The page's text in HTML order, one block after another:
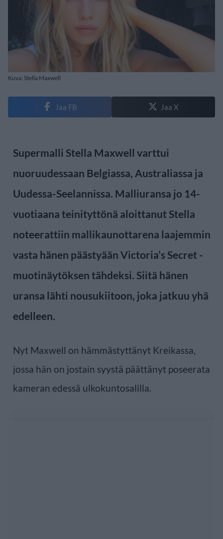
Kuva: Stella Maxwell
Jaa FB Jaa X
Supermalli Stella Maxwell varttui
nuoruudessaan Belgiassa, Australiassa ja
Uudessa-Seelannissa. Malliuransa jo 14-
vuotiaana teinityttönä aloittanut Stella
noteerattiin mallikaunottarena laajemmin
vasta hänen päästyään Victoria’s Secret -
muotinäytöksen tähdeksi. Siitä hänen
uransa lähti nousukiitoon, joka jatkuu yhä
edelleen.
Nyt Maxwell on hämmästyttänyt Kreikassa,
jossa hän on jostain syystä päättänyt poseerata
kameran edessä ulkokuntosalilla.